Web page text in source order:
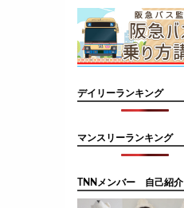
デイリーランキング
マンスリーランキング
TNNメンバー 自己紹介